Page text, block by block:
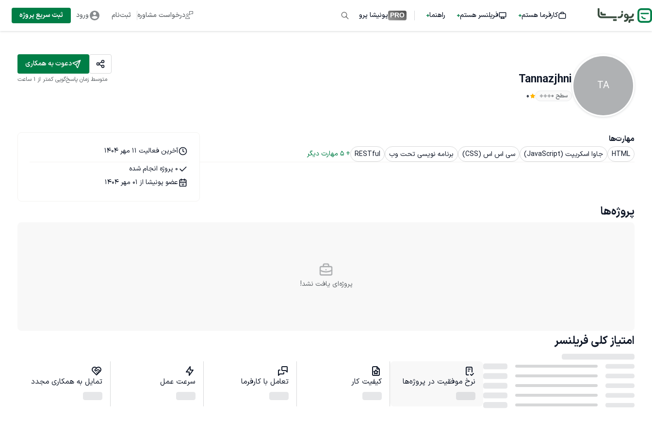
کارفرما هستم فریلنسر هستم راهنما PRO پونیشا پرو درخواست مشاوره ثبت‌نام ورود ثبت سریع پروژه
TA
Tannazjhni
سطح ۰ 0
دعوت به همکاری
متوسط زمان پاسخ‌گویی کمتر از 1 ساعت
مهارت‌ها
HTML جاوا اسکریپت (JavaScript) سی اس اس (CSS) برنامه نویسی تحت وب RESTful
+
5 مهارت دیگر
آخرین فعالیت 11 مهر 1404
0 پروژه انجام شده
عضو پونیشا از 01 مهر 1404
پروژه‌ها
پروژه‌ای یافت نشد!
امتیاز کلی فریلنسر
نرخ موفقیت در پروژه‌ها کیفیت کار تعامل با کارفرما سرعت عمل تمایل به همکاری مجدد